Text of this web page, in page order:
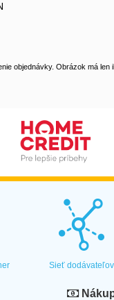
objednávky. Obrázok má len
Sieť dodávateľov